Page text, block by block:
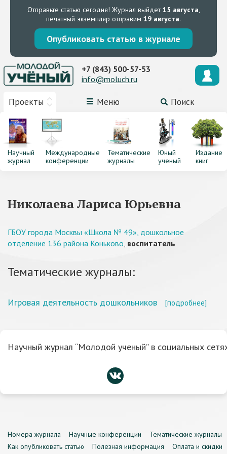
Отправьте статью сегодня! Журнал выйдет15 августа,
печатный экземпляр отправим 19 августа.
Опубликовать статью в журнале
Проекты Меню Поиск
+7 (843) 500-57-53
info@moluch.ru
Научный
журнал
Международные
конференции
Тематические
журналы
Юный
ученый
Издание
книг
Николаева Лариса Юрьевна
ГБОУ города Москвы «Школа № 49», дошкольное
отделение 136 района Коньково, воспитатель
Тематические журналы:
Игровая деятельность дошкольников [подробнее]
Научный журнал “Молодой ученый” в социальных
Номера журнала Научные конференции
Тематические журналы
Как опубликовать статью
Полезная информация Оплата и скидки